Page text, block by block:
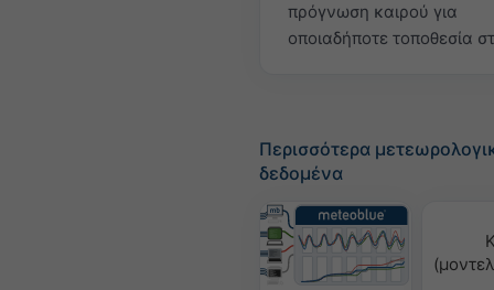
πρόγνωση καιρού για
οποιαδήποτε τοποθεσία
Περισσότερα
δεδομένα